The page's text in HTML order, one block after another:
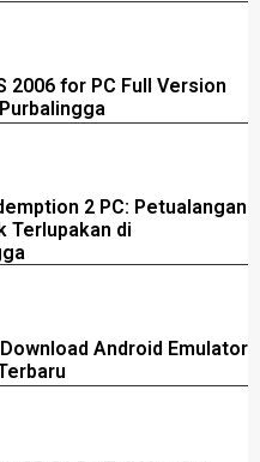
2006 for PC Full Version
2 PC: Petualangan
Terlupakan di
Android Emulator